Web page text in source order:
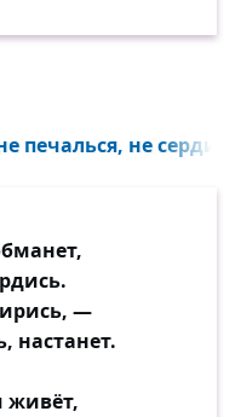
печалься, не
—
настанет.
живёт,